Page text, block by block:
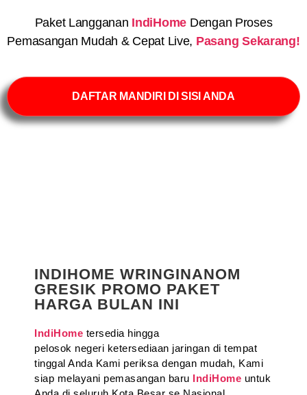
Paket Langganan IndiHome Dengan Proses
Pemasangan Mudah & Cepat Live, Pasang Sekarang!
DAFTAR MANDIRI DI SISI ANDA
INDIHOME WRINGINANOM
GRESIK PROMO PAKET
HARGA BULAN INI
IndiHome tersedia hingga
pelosok negeri ketersediaan jaringan di tempat
tinggal Anda Kami periksa dengan mudah, Kami
siap melayani pemasangan baru IndiHome untuk